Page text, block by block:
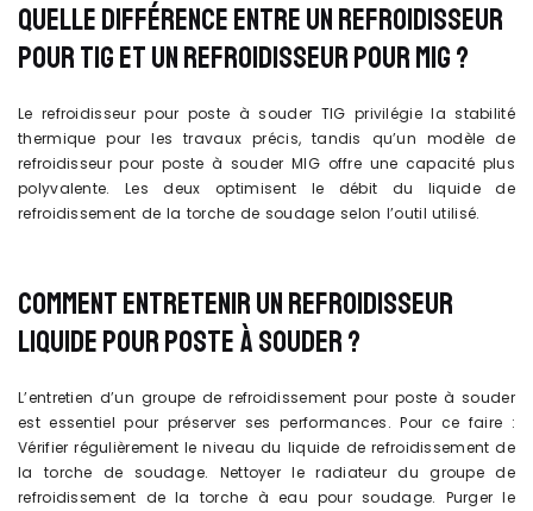
QUELLE DIFFÉRENCE ENTRE UN REFROIDISSEUR
POUR TIG ET UN REFROIDISSEUR POUR MIG ?
Le refroidisseur pour poste à souder TIG privilégie la stabilité
thermique pour les travaux précis, tandis qu’un modèle de
refroidisseur pour poste à souder MIG offre une capacité plus
polyvalente. Les deux optimisent le débit du liquide de
refroidissement de la torche de soudage selon l’outil utilisé.
COMMENT ENTRETENIR UN REFROIDISSEUR
LIQUIDE POUR POSTE À SOUDER ?
L’entretien d’un groupe de refroidissement pour poste à souder
est essentiel pour préserver ses performances. Pour ce faire :
Vérifier régulièrement le niveau du liquide de refroidissement de
la torche de soudage. Nettoyer le radiateur du groupe de
refroidissement de la torche à eau pour soudage. Purger le